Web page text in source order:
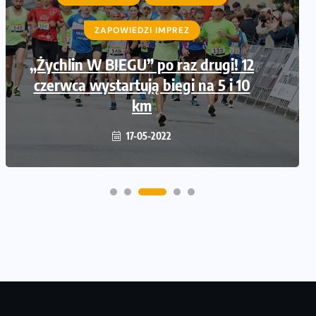
ZAPOWIEDZI IMPREZ
„Żychlin W BIEGU” po raz drugi! 12
czerwca wystartują biegi na 5 i 10
km
17-05-2022